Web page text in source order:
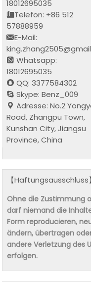
18012695035
Telefon: +86 512
57888959
E-Mail:
Whatsapp:
18012695035
QQ: 3377584302
Skype: Benz_009
Adresse: No.2
Road, Zhangpu Town,
Kunshan City, Jiangsu
Province, China
【Haftungsausschluss】
Ohne die Zustimmung
darf niemand die
Form reproducieren,
ändern, übertragen
andere Verletzung des
erfolgen.